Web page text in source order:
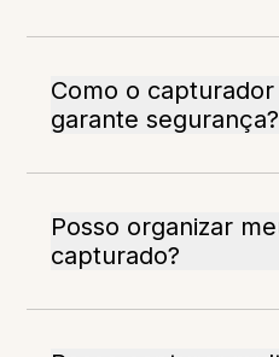
Como o
garante segurança?
Posso organizar
capturado?